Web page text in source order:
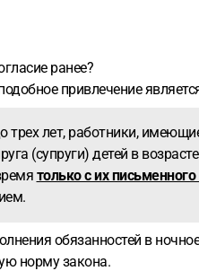
ранее?
привлечение
лет, работники,
(супруги) детей в
только с их письменного
обязанностей в
норму закона.